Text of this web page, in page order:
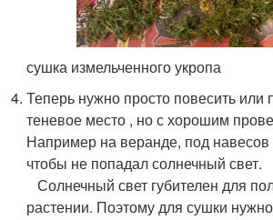
сушка измельченного укропа
Теперь нужно просто повесить или
теневое место , но с хорошим
Например на веранде, под навесов
чтобы не попадал солнечный свет.
Солнечный свет губителен для
растении. Поэтому для сушки